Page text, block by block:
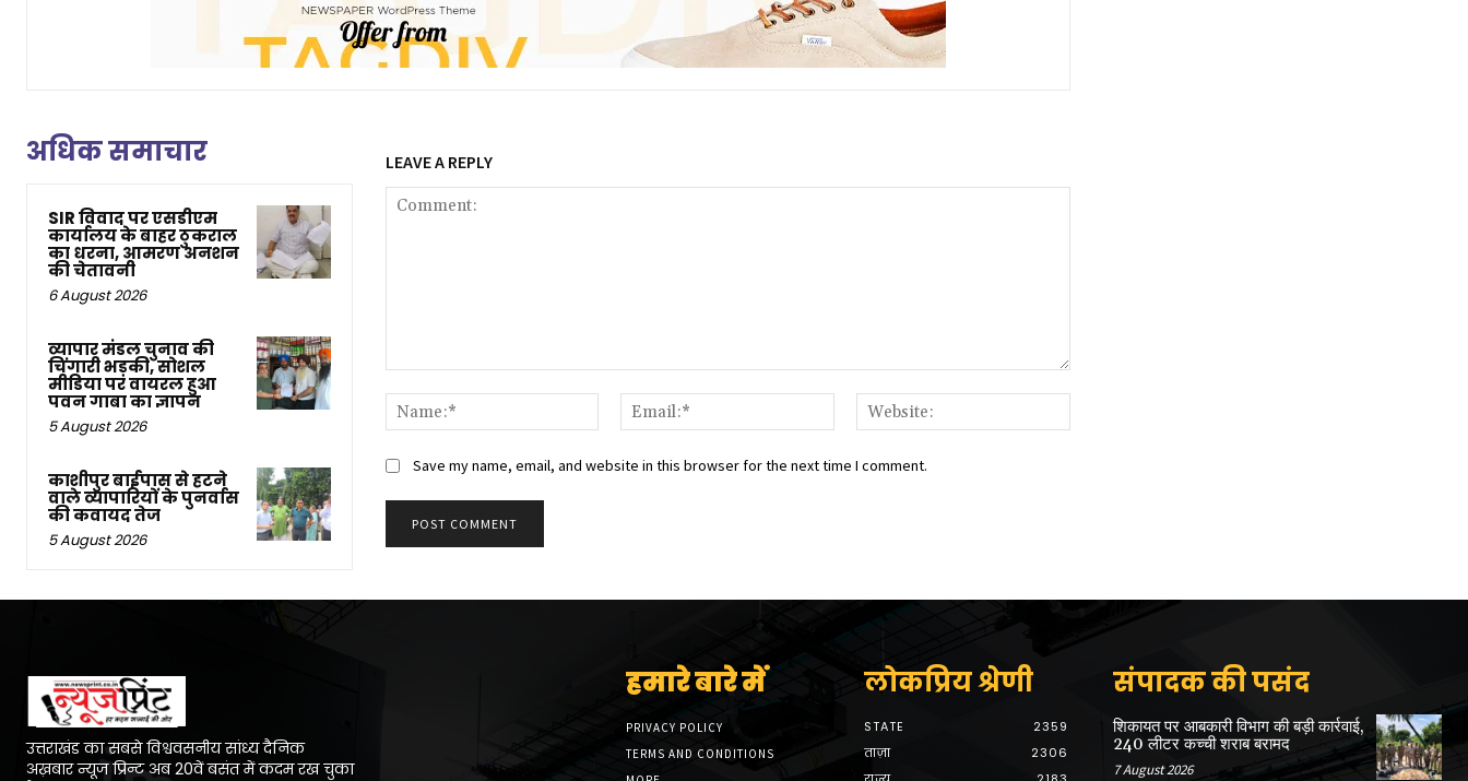
अधिक समाचार
SIR विवाद पर एसडीएम
कार्यालय के बाहर ठुकराल
का धरना, आमरण अनशन
की चेतावनी
6 August 2026
व्यापार मंडल चुनाव की
चिंगारी भड़की, सोशल
मीडिया पर वायरल हुआ
पवन गाबा का ज्ञापन
5 August 2026
काशीपुर बाईपास से हटने
वाले व्यापारियों के पुनर्वास
की कवायद तेज
5 August 2026
LEAVE A REPLY
Name:*
Email:*
Save my name, email, and website in this browser for the next time I comment.
उत्तराखंड का सबसे विश्ववसनीय सांध्य दैनिक
अख़बार न्यूज प्रिन्ट अब 20वें बसंत में कदम रख चुका
हमारे बारे में
PRIVACY POLICY
TERMS AND CONDITIONS
लोकप्रिय श्रेणी
STATE
2359
ताज़ा
2306
संपादक की पसंद
शिकायत पर आबकारी विभाग की बड़ी कार्रवाई,
240 लीटर कच्ची शराब बरामद
7 August 2026